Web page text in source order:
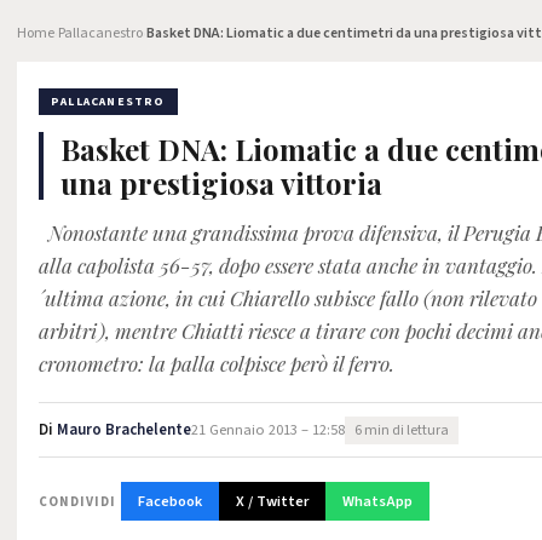
Home PallacanestroBasket DNA: Liomatic a due centimetri da una prestigiosa
PALLACANESTRO
Basket DNA: Liomatic a due
una prestigiosa vittoria
Nonostante una grandissima prova difensiva, il Perugia
alla capolista 56-57, dopo essere stata anche in
´ultima azione, in cui Chiarello subisce fallo (non
arbitri), mentre Chiatti riesce a tirare con pochi decimi
cronometro: la palla colpisce però il ferro.
Di Mauro Brachelente21 Gennaio 2013 – 12:58 6 min di lettura
CONDIVIDI Facebook X / Twitter WhatsApp